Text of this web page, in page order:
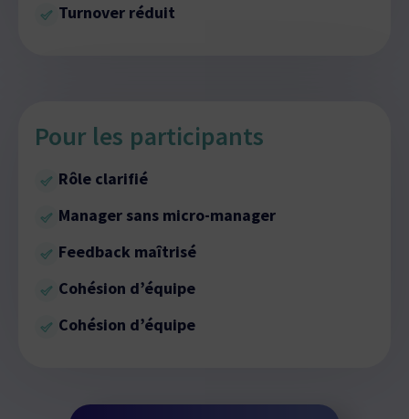
Turnover réduit
Pour les participants
Rôle clarifié
Manager sans micro-manager
Feedback maîtrisé
Cohésion d’équipe
Cohésion d’équipe